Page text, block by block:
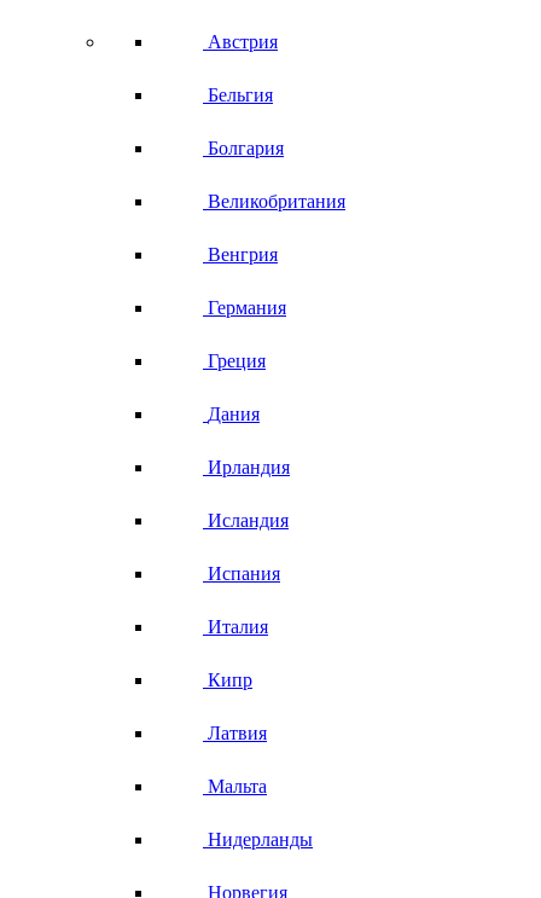
Австрия
Бельгия
Болгария
Великобритания
Венгрия
Германия
Греция
Дания
Ирландия
Исландия
Испания
Италия
Кипр
Латвия
Мальта
Нидерланды
Норвегия